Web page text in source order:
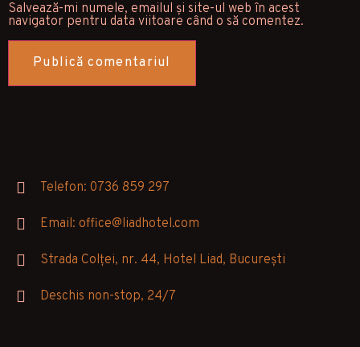
Salvează-mi numele, emailul și site-ul web în acest
navigator pentru data viitoare când o să comentez.
Telefon: 0736 859 297
Email: office@liadhotel.com
Strada Colței, nr. 44, Hotel Liad, București
Deschis non-stop, 24/7